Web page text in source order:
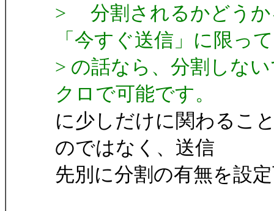
> 分割されるかどうか
「今すぐ送信」に限って
> の話なら、分割しな
クロで可能です。
に少しだけに関わるこ
のではなく、送信
先別に分割の有無を設